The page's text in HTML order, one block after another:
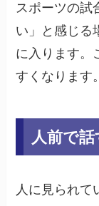
スポーツの試
い」と感じる
に入ります。
すくなります。
人前で
人に見られて